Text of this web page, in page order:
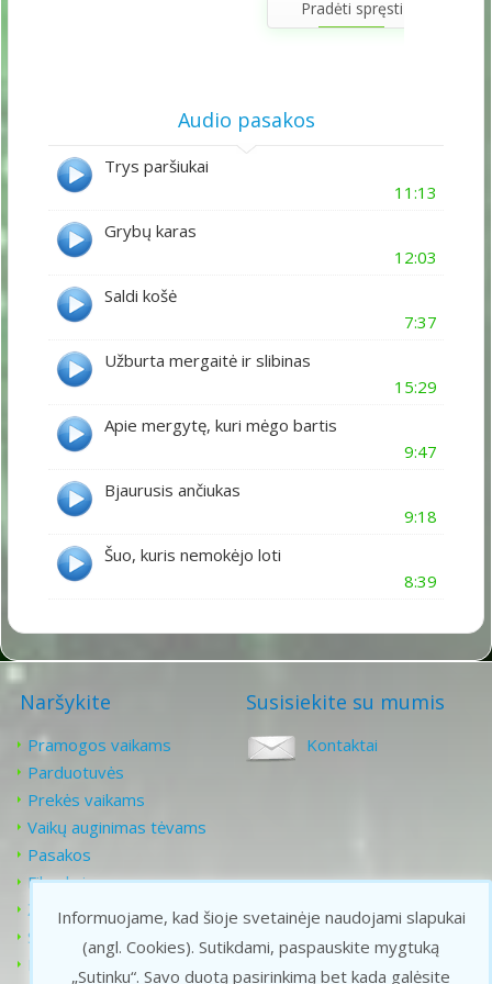
Pradėti spręsti
Audio pasakos
Trys paršiukai
11:13
Grybų karas
12:03
Saldi košė
7:37
Užburta mergaitė ir slibinas
15:29
Apie mergytę, kuri mėgo bartis
9:47
Bjaurusis ančiukas
9:18
Šuo, kuris nemokėjo loti
8:39
Naršykite
Pramogos vaikams
Parduotuvės
Prekės vaikams
Vaikų auginimas tėvams
Pasakos
Filmukai
Žaidimai vaikams
Senoji animacija
Karaoke vaikams
Susisiekite su mumis
Kontaktai
Informuojame, kad šioje svetainėje naudojami slapukai
(angl. Cookies). Sutikdami, paspauskite mygtuką
„Sutinku“. Savo duotą pasirinkimą bet kada galėsite